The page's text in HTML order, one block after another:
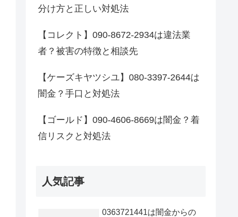
分け方と正しい対処法
【コレクト】090-8672-2934は違法業
者？被害の特徴と相談先
【ケーズキヤツシユ】080-3397-2644は
闇金？手口と対処法
【ゴールド】090-4606-8669は闇金？着
信リスクと対処法
人気記事
0363721441は闇金からの